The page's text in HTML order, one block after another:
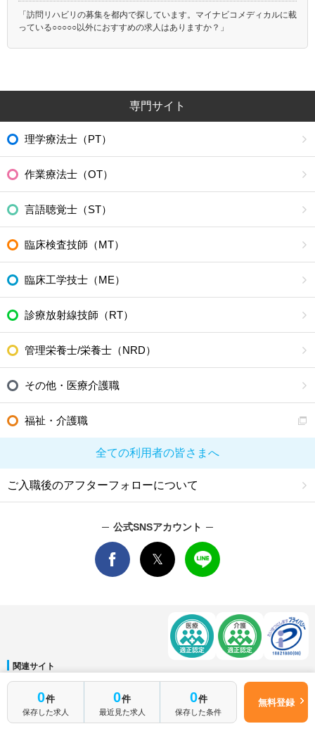
0件
保存した求人
0件
最近見た求人
0件
保存した条件
無料登録
「訪問リハビリの募集を都内で探しています。マイナビコメディカルに載
っている○○○○○以外におすすめの求人はありますか？」
専門サイト
理学療法士（PT）
作業療法士（OT）
言語聴覚士（ST）
臨床検査技師（MT）
臨床工学技士（ME）
診療放射線技師（RT）
管理栄養士/栄養士（NRD）
その他・医療介護職
福祉・介護職
全ての利用者の皆さまへ
ご入職後のアフターフォローについて
公式SNSアカウント
無料転職サポートに申し込む
はじめて転職
関連サイト
マイナビDOCTOR│マイナビ看護師│マイナビ薬剤師│マイナビ保育士
運営会社
会社概要│ ご利用規約 個人情報保護方針 サイトマップ│お問い合わせ